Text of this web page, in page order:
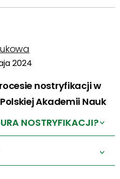
2024
nostryfikacji w
Akademii Nauk
NOSTRYFIKACJI?>
>